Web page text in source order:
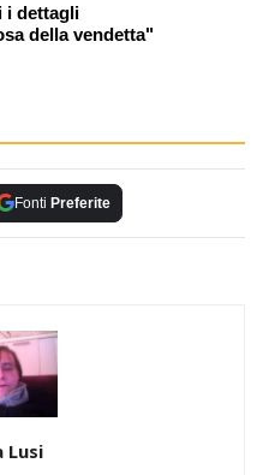
i dettagli
della vendetta"
Fonti Preferite
Lusi